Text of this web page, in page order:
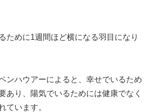
ために1週間ほど横になる羽目になり
ンハウアーによると、幸せでいるため
あり、陽気でいるためには健康でなく
ています。